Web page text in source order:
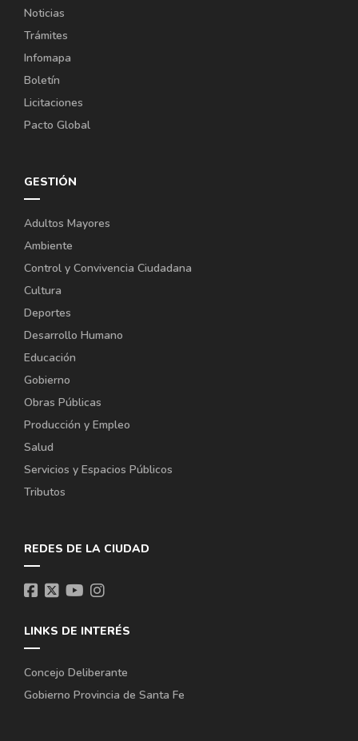
Noticias
Trámites
Infomapa
Boletín
Licitaciones
Pacto Global
GESTIÓN
Adultos Mayores
Ambiente
Control y Convivencia Ciudadana
Cultura
Deportes
Desarrollo Humano
Educación
Gobierno
Obras Públicas
Producción y Empleo
Salud
Servicios y Espacios Públicos
Tributos
REDES DE LA CIUDAD
LINKS DE INTERÉS
Concejo Deliberante
Gobierno Provincia de Santa Fe